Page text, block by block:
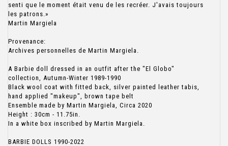
senti que le moment était venu de les recréer. J'avais toujours
les patrons.»
Martin Margiela
Provenance:
Archives personnelles de Martin Margiela.
A Barbie doll dressed in an outfit after the "El Globo"
collection, Autumn-Winter 1989-1990
Black wool coat with fitted back, silver painted leather tabis,
hand applied "makeup", brown tape belt
Ensemble made by Martin Margiela, Circa 2020
Height : 30cm - 11.75in.
In a white box inscribed by Martin Margiela.
BARBIE DOLLS 1990-2022